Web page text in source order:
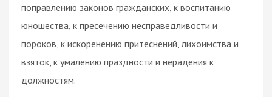
поправлению законов гражданских, к воспитанию
юношества, к пресечению несправедливости и
пороков, к искоренению притеснений, лихоимства и
взяток, к умалению праздности и нерадения к
должностям.